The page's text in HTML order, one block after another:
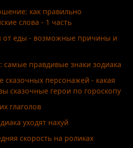
как правильно
слова - 1 часть
от еды - возможные причины и
правдивые знаки зодиака
сказочных персонажей - какая
сказочные герои по гороскопу
глаголов
уходят нахуй
скорость на роликах